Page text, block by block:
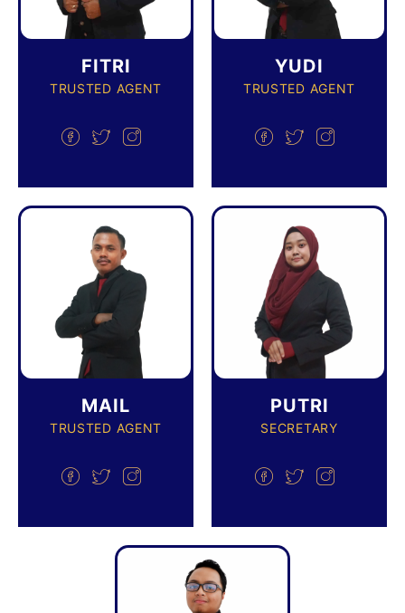
FITRI
TRUSTED AGENT
YUDI
TRUSTED AGENT
MAIL
TRUSTED AGENT
PUTRI
SECRETARY